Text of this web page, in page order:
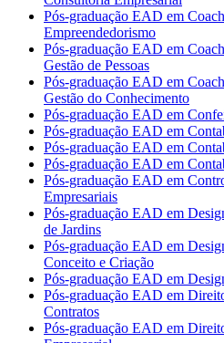
Pós-graduação EAD em
Empreendedorismo
Pós-graduação EAD em
Gestão de Pessoas
Pós-graduação EAD em
Gestão do Conhecimento
Pós-graduação EAD em
Pós-graduação EAD em
Pós-graduação EAD em
Pós-graduação EAD em
Pós-graduação EAD em
Empresariais
Pós-graduação EAD em
de Jardins
Pós-graduação EAD em
Conceito e Criação
Pós-graduação EAD em
Pós-graduação EAD em
Contratos
Pós-graduação EAD em